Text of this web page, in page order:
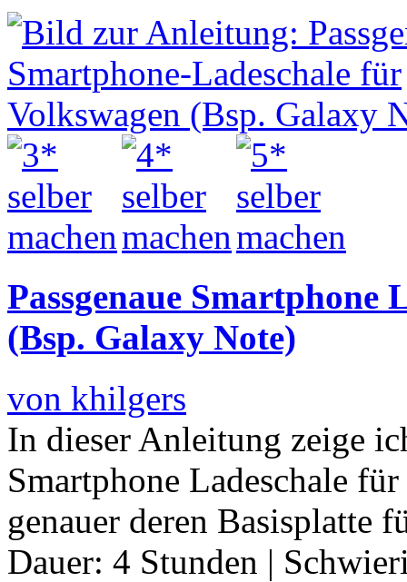
Passgenaue Smartphone
(Bsp. Galaxy Note)
von khilgers
In dieser Anleitung zeige
Smartphone Ladeschale
genauer deren Basisplatte
Dauer: 4 Stunden |